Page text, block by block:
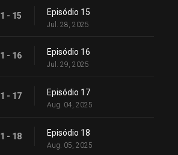
1 - 15 Episódio 15
Jul. 28, 2025
1 - 16 Episódio 16
Jul. 29, 2025
1 - 17 Episódio 17
Aug. 04, 2025
1 - 18 Episódio 18
Aug. 05, 2025